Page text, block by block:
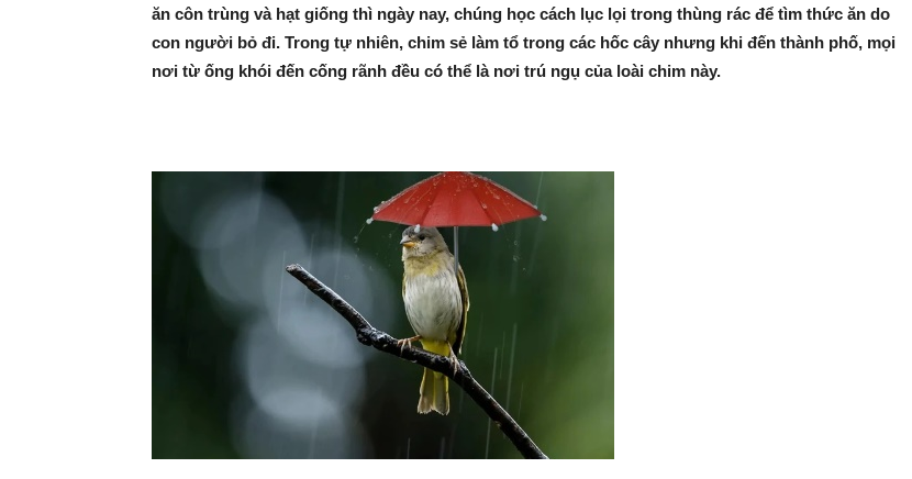
ăn côn trùng và hạt giống thì ngày nay, chúng học cách lục lọi trong thùng rác để tìm thức ăn do
con người bỏ đi. Trong tự nhiên, chim sẻ làm tổ trong các hốc cây nhưng khi đến thành phố, mọi
nơi từ ống khói đến cống rãnh đều có thể là nơi trú ngụ của loài chim này.